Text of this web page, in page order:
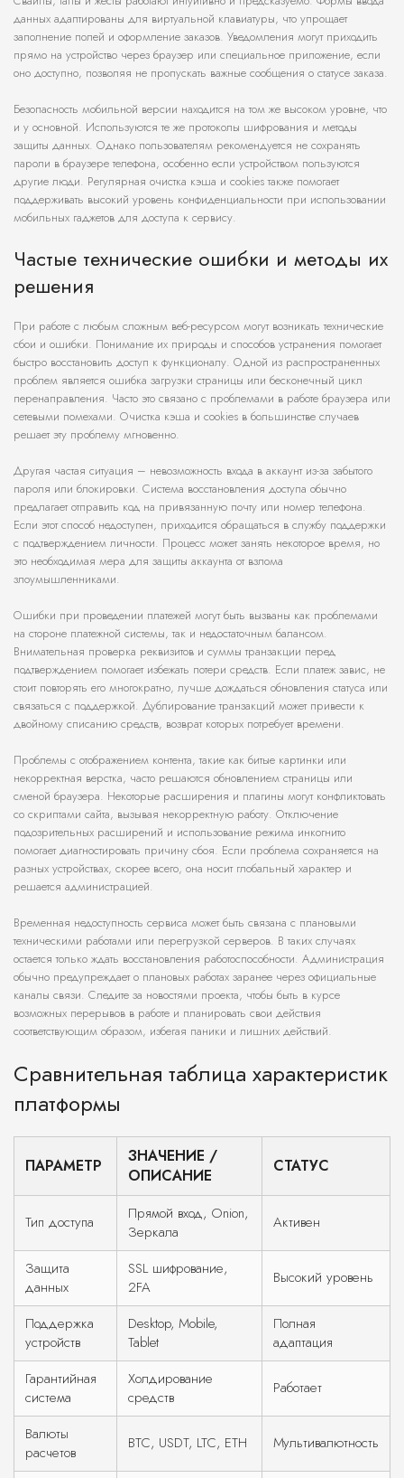
данных адаптированы для виртуальной клавиатуры, что упрощает
заполнение полей и оформление заказов. Уведомления могут приходить
прямо на устройство через браузер или специальное приложение, если
оно доступно, позволяя не пропускать важные сообщения о статусе заказа.
Безопасность мобильной версии находится на том же высоком уровне, что
и у основной. Используются те же протоколы шифрования и методы
защиты данных. Однако пользователям рекомендуется не сохранять
пароли в браузере телефона, особенно если устройством пользуются
другие люди. Регулярная очистка кэша и cookies также помогает
поддерживать высокий уровень конфиденциальности при использовании
мобильных гаджетов для доступа к сервису.
Частые технические ошибки и методы их
решения
При работе с любым сложным веб-ресурсом могут возникать технические
сбои и ошибки. Понимание их природы и способов устранения помогает
быстро восстановить доступ к функционалу. Одной из распространенных
проблем является ошибка загрузки страницы или бесконечный цикл
перенаправления. Часто это связано с проблемами в работе браузера или
сетевыми помехами. Очистка кэша и cookies в большинстве случаев
решает эту проблему мгновенно.
Другая частая ситуация – невозможность входа в аккаунт из-за забытого
пароля или блокировки. Система восстановления доступа обычно
предлагает отправить код на привязанную почту или номер телефона.
Если этот способ недоступен, приходится обращаться в службу поддержки
с подтверждением личности. Процесс может занять некоторое время, но
это необходимая мера для защиты аккаунта от взлома
злоумышленниками.
Ошибки при проведении платежей могут быть вызваны как проблемами
на стороне платежной системы, так и недостаточным балансом.
Внимательная проверка реквизитов и суммы транзакции перед
подтверждением помогает избежать потери средств. Если платеж завис, не
стоит повторять его многократно, лучше дождаться обновления статуса или
связаться с поддержкой. Дублирование транзакций может привести к
двойному списанию средств, возврат которых потребует времени.
Проблемы с отображением контента, такие как битые картинки или
некорректная верстка, часто решаются обновлением страницы или
сменой браузера. Некоторые расширения и плагины могут конфликтовать
со скриптами сайта, вызывая некорректную работу. Отключение
подозрительных расширений и использование режима инкогнито
помогает диагностировать причину сбоя. Если проблема сохраняется на
разных устройствах, скорее всего, она носит глобальный характер и
решается администрацией.
Временная недоступность сервиса может быть связана с плановыми
техническими работами или перегрузкой серверов. В таких случаях
остается только ждать восстановления работоспособности. Администрация
обычно предупреждает о плановых работах заранее через официальные
каналы связи. Следите за новостями проекта, чтобы быть в курсе
возможных перерывов в работе и планировать свои действия
соответствующим образом, избегая паники и лишних действий.
Сравнительная таблица характеристик
платформы
ПАРАМЕТР
ЗНАЧЕНИЕ /
ОПИСАНИЕ
СТАТУС
Тип доступа
Прямой вход, Onion,
Зеркала
Активен
Защита
данных
SSL шифрование,
2FA
Высокий уровень
Поддержка
устройств
Desktop, Mobile,
Tablet
Полная
адаптация
Гарантийная
система
Холдирование
средств
Работает
Валюты
расчетов
BTC, USDT, LTC, ETH Мультивалютность